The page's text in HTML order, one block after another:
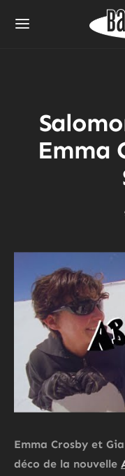
Emma
Emma Crosby et
déco de la nouvelle